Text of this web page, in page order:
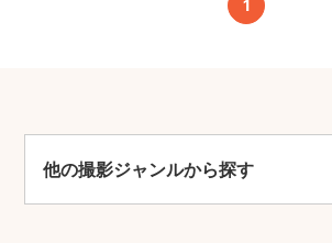
1
他の撮影ジャンルから探す